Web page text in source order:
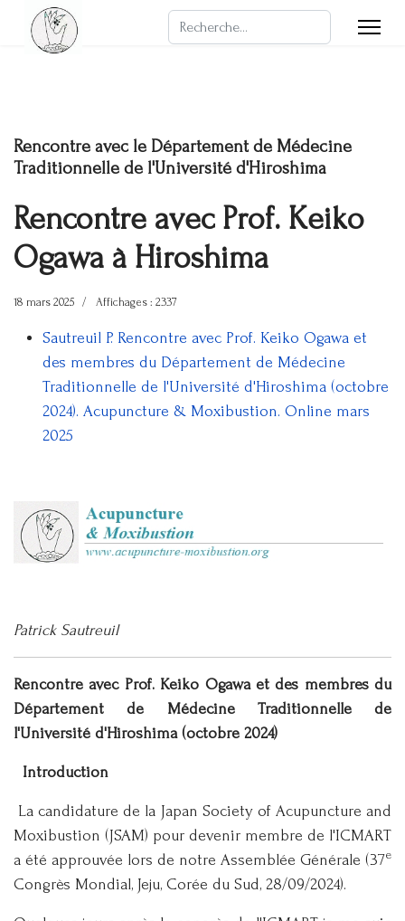
Rechercher
Rencontre avec le Département de Médecine
Traditionnelle de l'Université d'Hiroshima
Rencontre avec Prof. Keiko
Ogawa à Hiroshima
18 mars 2025 Affichages : 2337
Sautreuil P. Rencontre avec Prof. Keiko Ogawa et
des membres du Département de Médecine
Traditionnelle de l'Université d'Hiroshima (octobre
2024). Acupuncture & Moxibustion. Online mars
2025
Patrick Sautreuil
Rencontre avec Prof. Keiko Ogawa et des membres du
Département de Médecine Traditionnelle de
l'Université d'Hiroshima (octobre 2024)
Introduction
La candidature de la Japan Society of Acupuncture and
Moxibustion (JSAM) pour devenir membre de l'ICMART
a été approuvée lors de notre Assemblée Générale (37e
Congrès Mondial, Jeju, Corée du Sud, 28/09/2024).